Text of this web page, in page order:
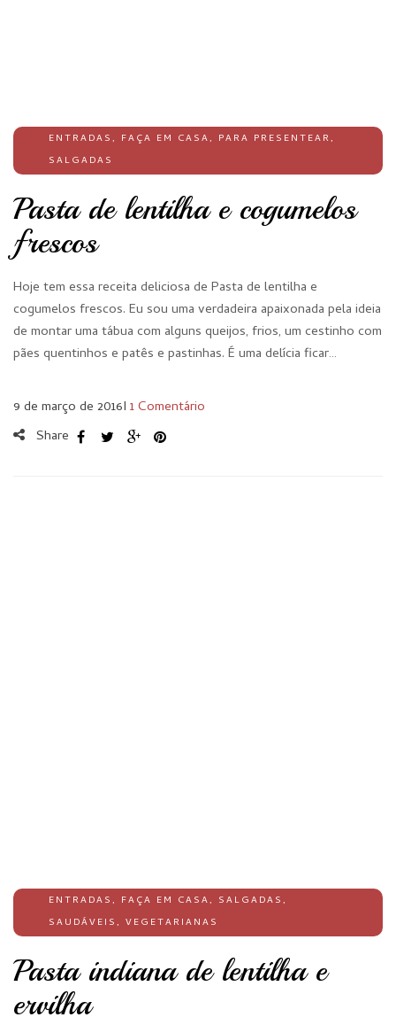
ENTRADAS, FAÇA EM CASA, PARA PRESENTEAR,
SALGADAS
Pasta de lentilha e cogumelos
frescos
Hoje tem essa receita deliciosa de Pasta de lentilha e
cogumelos frescos. Eu sou uma verdadeira apaixonada pela ideia
de montar uma tábua com alguns queijos, frios, um cestinho com
pães quentinhos e patês e pastinhas. É uma delícia ficar…
9 de março de 2016I 1 Comentário
Share
ENTRADAS, FAÇA EM CASA, SALGADAS,
SAUDÁVEIS, VEGETARIANAS
Pasta indiana de lentilha e
ervilha